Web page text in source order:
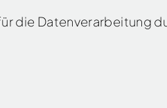
die Datenverarbeitung